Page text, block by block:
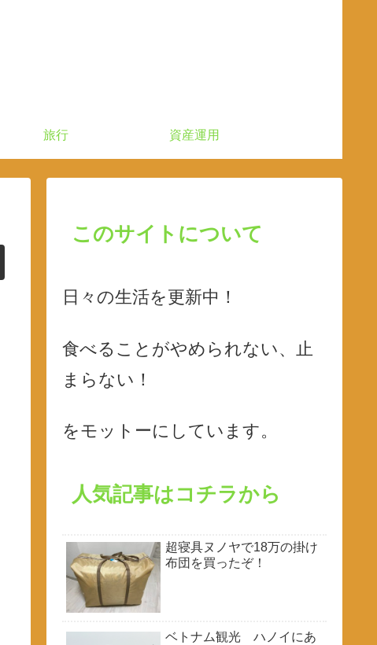
旅行 資産運用
このサイトについて
日々の生活を更新中！
食べることがやめられない、止
まらない！
をモットーにしています。
人気記事はコチラから
超寝具ヌノヤで18万の掛け
布団を買ったぞ！
ベトナム観光 ハノイにあ